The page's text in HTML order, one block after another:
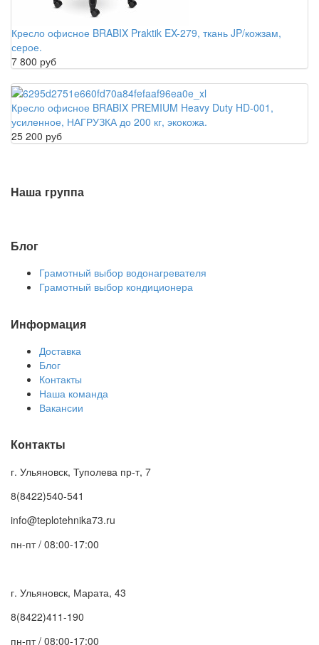
Кресло офисное BRABIX Praktik EX-279, ткань JP/кожзам,
серое.
7 800 руб
Кресло офисное BRABIX PREMIUM Heavy Duty HD-001,
усиленное, НАГРУЗКА до 200 кг, экокожа.
25 200 руб
Наша группа
Блог
Грамотный выбор водонагревателя
Грамотный выбор кондиционера
Информация
Доставка
Блог
Контакты
Наша команда
Вакансии
Контакты
г. Ульяновск, Туполева пр-т, 7
8(8422)540-541
info@teplotehnika73.ru
пн-пт / 08:00-17:00
г. Ульяновск, Марата, 43
8(8422)411-190
пн-пт / 08:00-17:00